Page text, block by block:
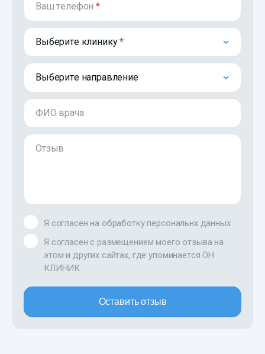
Ваш телефон*
Выберите клинику
Выберите направление
ФИО врача
Отзыв
Я согласен на обработку персональнх данных
Я согласен с размещением моего отзыва на
этом и других сайтах, где упоминается ОН
КЛИНИК
Оставить отзыв